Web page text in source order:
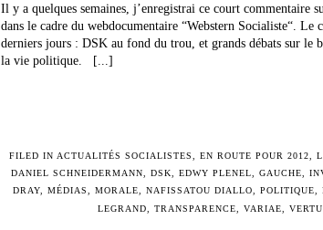
Il y a quelques semaines, j’enregistrai ce court commentaire
dans le cadre du webdocumentaire “Webstern Socialiste“. Le
derniers jours : DSK au fond du trou, et grands débats sur le
la vie politique. [...]
FILED IN ACTUALITÉS SOCIALISTES EN ROUTE POUR 2012
DANIEL SCHNEIDERMANN
DSK EDWY PLENEL GAUCHE
DRAY
MÉDIAS MORALE NAFISSATOU DIALLO POLITIQUE
LEGRAND
TRANSPARENCE VARIAE VERTU